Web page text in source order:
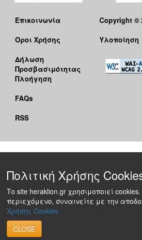
Επικοινωνία
Όροι Χρήσης
Δήλωση
Προσβασιμότητας
Πλοήγηση
FAQs
RSS
Copyright ©
Υλοποίηση
Πολιτική Χρήσης
Το site heraklion.gr χρησιμοποιεί
περιεχόμενο, συναινείτε με την
Χρήσης Cookies
CLOSE